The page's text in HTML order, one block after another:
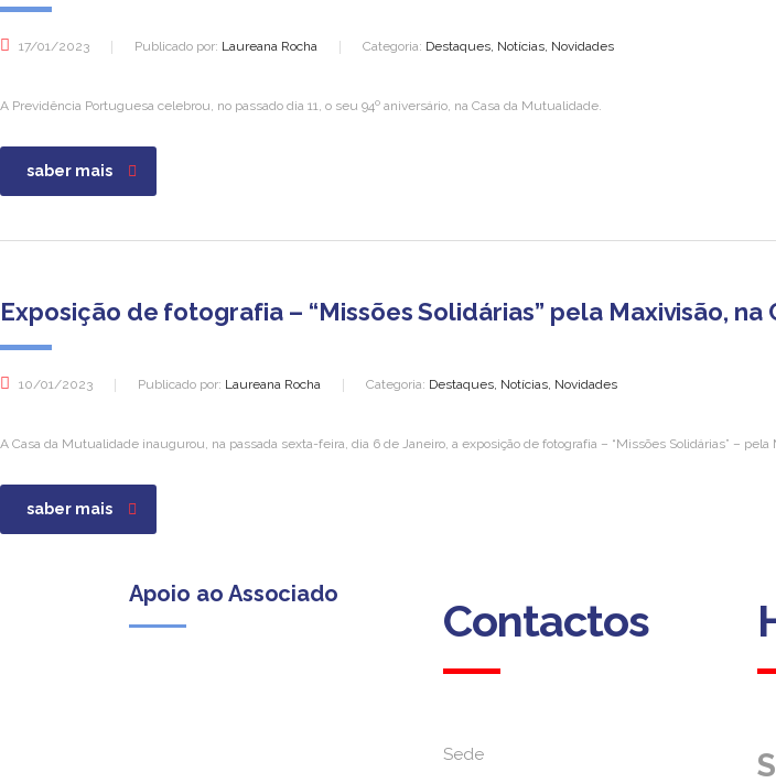
17/01/2023 Publicado por: Laureana Rocha Categoria: Destaques, Notícias, Novidades
A Previdência Portuguesa celebrou, no passado dia 11, o seu 94º aniversário, na Casa da Mutualidade.
saber mais
Exposição de fotografia – “Missões Solidárias” pela Maxivisão,
10/01/2023 Publicado por: Laureana Rocha Categoria: Destaques, Notícias, Novidades
A Casa da Mutualidade inaugurou, na passada sexta-feira, dia 6 de Janeiro, a exposição de fotografia – “Missões Solidárias” – pela
saber mais
Apoio ao Associado
Contactos
Contactos
Sede
Sede